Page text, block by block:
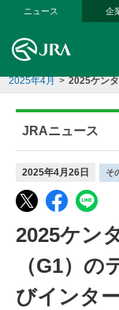
本文へ移動する
ニュース 企
2025年4月 >
JRAニュース
2025年4月26日 そ
2025ケン
（G1）
びインタ